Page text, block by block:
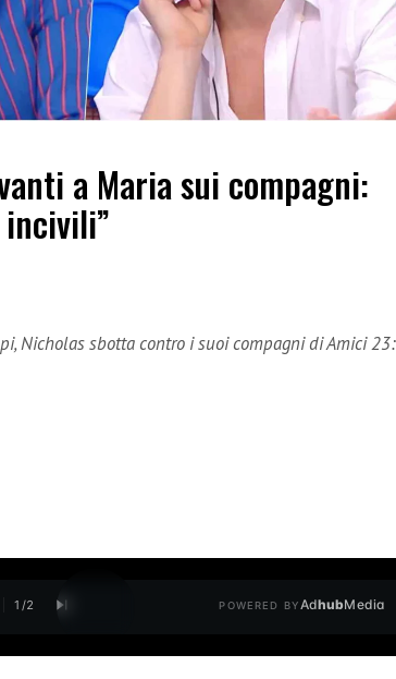
a Maria sui compagni:
Nicholas sbotta contro i suoi compagni di Amici 23:
1 /2 POWERED BYAdhubMedia